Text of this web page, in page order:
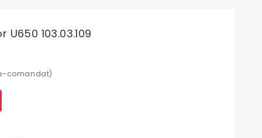
103.03.109
comandat)